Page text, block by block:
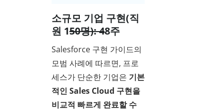
소규모 기업 구현(직
원 150명): 48주
Salesforce 구현 가이드의
모범 사례에 따르면, 프로
세스가 단순한 기업은 기본
적인 Sales Cloud 구현을
비교적 빠르게 완료할 수